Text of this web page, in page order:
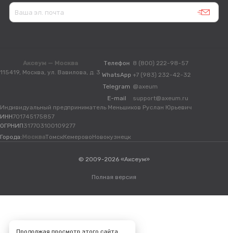
Аксеум — Москва
115419, Москва, ул. Вавилова, д. 3
Телефон 8 (800) 222-98-57
WhatsApp +7 (983) 232-42-32
Telegram @axeum
E-mail
support@axeum.ru
Индивидуальный предприниматель Меньшиков Руслан Юрьевич
ИНН701745175857
ОГРНИП317703100109277
Города: МоскваТомскКемеровоНовокузнецк
© 2009-2026 «Аксеум»
Полная версия
Продолжая просмотр этого сайта,